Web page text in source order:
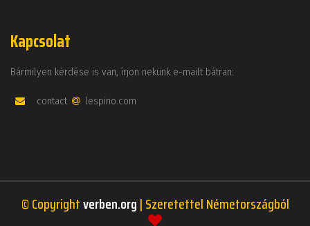
Kapcsolat
Bármilyen kérdése is van, írjon nekünk e-mailt bátran:
contact lespino.com
© Copyrightverben.org| Szeretettel Németországból